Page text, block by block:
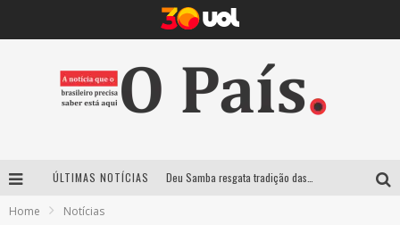
ÚLTIMAS NOTÍCIAS
Home Notícias